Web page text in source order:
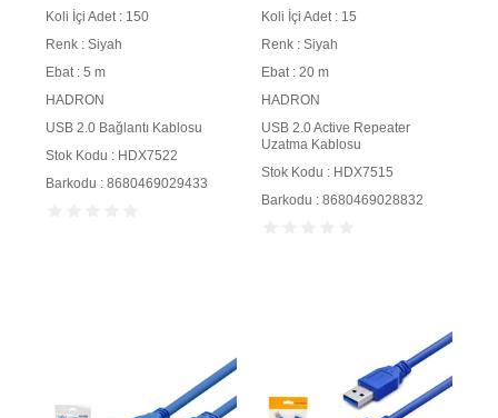
Koli İçi Adet : 150
Renk : Siyah
Ebat : 5 m
HADRON
USB 2.0 Bağlantı Kablosu
Stok Kodu : HDX7522
Barkodu : 8680469029433
Koli İçi Adet : 15
Renk : Siyah
Ebat : 20 m
HADRON
USB 2.0 Active Repeater
Uzatma Kablosu
Stok Kodu : HDX7515
Barkodu : 8680469028832